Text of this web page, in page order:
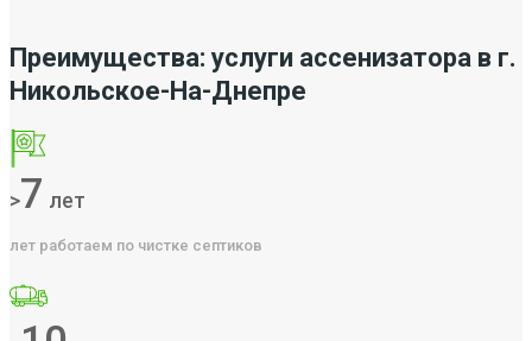
Преимущества: услуги ассенизатора в г.
Никольское-На-Днепре
>7 лет
лет работаем по чистке септиков